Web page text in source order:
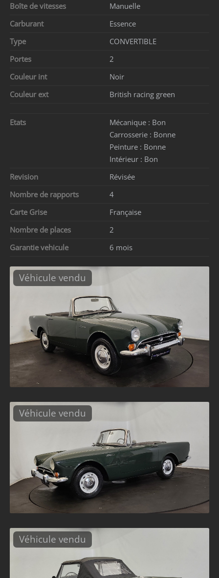
Boîte de vitesses
Manuelle
Carburant
Essence
Type
CONVERTIBLE
Portes
2
Couleur int
Noir
Couleur ext
British racing green
Etats Mécanique : Bon
Carrosserie : Bonne
Peinture : Bonne
Intérieur : Bon
Revision
Révisée
Nombre de rapports
4
Carte Grise
Française
Nombre de places
2
Garantie vehicule
6 mois
Véhicule vendu
Véhicule vendu
Véhicule vendu